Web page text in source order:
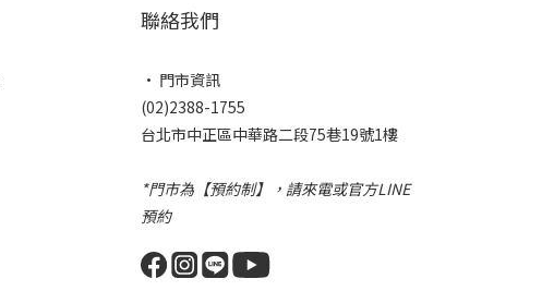
聯絡我們
• 門市資訊
(02)2388-1755
台北市中正區中華路二段75巷19號1樓
*門市為【預約制】，請來電或官方LINE
預約